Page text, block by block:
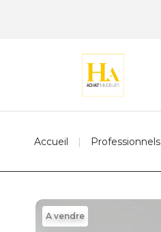
Accueil Professionnels
A vendre